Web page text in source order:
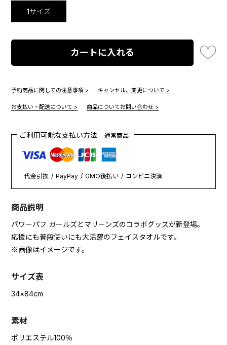
1サイズ
カートに入れる
予約商品に関しての注意事項 > キャンセル、変更について >
お支払い・配送について > 商品についてお問い合わせ >
ご利用可能な支払い方法通常商品
代金引換 PayPay GMO後払い コンビニ決済
商品説明
パワーパフ ガールズとマリーンズのコラボグッズが新登場。
応援にも普段使いにも大活躍のフェイスタオルです。
※画像はイメージです。
サイズ表
34×84cm
素材
ポリエステル100％